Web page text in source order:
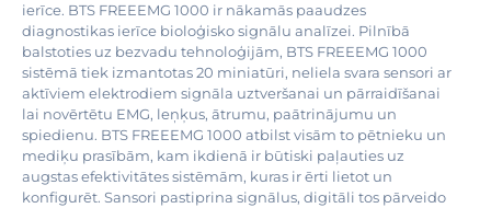
ierīce. BTS FREEEMG 1000 ir nākamās paaudzes
diagnostikas ierīce bioloģisko signālu analīzei. Pilnībā
balstoties uz bezvadu tehnoloģijām, BTS FREEEMG 1000
sistēmā tiek izmantotas 20 miniatūri, neliela svara sensori ar
aktīviem elektrodiem signāla uztveršanai un pārraidīšanai
lai novērtētu EMG, leņķus, ātrumu, paātrinājumu un
spiedienu. BTS FREEEMG 1000 atbilst visām to pētnieku un
mediķu prasībām, kam ikdienā ir būtiski paļauties uz
augstas efektivitātes sistēmām, kuras ir ērti lietot un
konfigurēt. Sansori pastiprina signālus, digitāli tos pārveido